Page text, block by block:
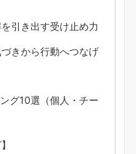
引き出す受け止め力
きから行動へつなげ
グ10選（個人・チー